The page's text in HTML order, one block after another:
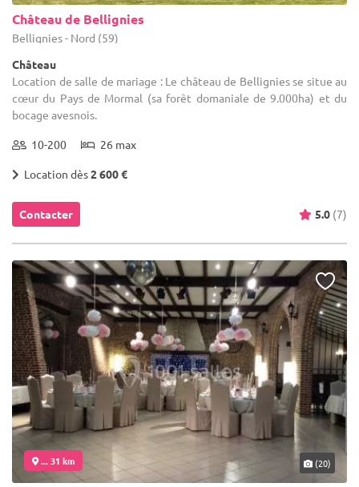
Château de Bellignies
Bellignies - Nord (59)
Château
Location de salle de mariage : Le château de Bellignies se situe au
cœur du Pays de Mormal (sa forêt domaniale de 9.000ha) et du
bocage avesnois.
10-200 26 max
Location dès2 600 €
Contacter 5.0 (7)
... 31 km (20)